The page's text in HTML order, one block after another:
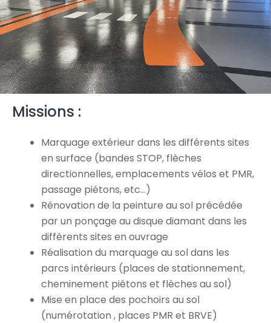
Missions :
Marquage extérieur dans les différents sites
en surface (bandes STOP, flèches
directionnelles, emplacements vélos et PMR,
passage piétons, etc…)
Rénovation de la peinture au sol précédée
par un ponçage au disque diamant dans les
différents sites en ouvrage
Réalisation du marquage au sol dans les
parcs intérieurs (places de stationnement,
cheminement piétons et flèches au sol)
Mise en place des pochoirs au sol
(numérotation , places PMR et BRVE)